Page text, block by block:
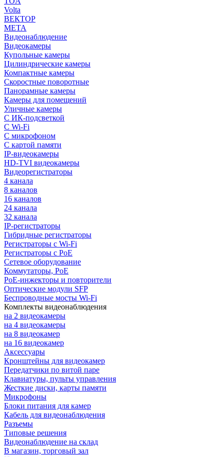
Volta
ВЕКТОР
МЕТА
Видеонаблюдение
Видеокамеры
Купольные камеры
Цилиндрические камеры
Компактные камеры
Скоростные поворотные
Панорамные камеры
Камеры для помещений
Уличные камеры
С ИК-подсветкой
С Wi-Fi
С микрофоном
С картой памяти
IP-видеокамеры
HD-TVI видеокамеры
Видеорегистраторы
4 канала
8 каналов
16 каналов
24 канала
32 канала
IP-регистраторы
Гибридные регистраторы
Регистраторы с Wi-Fi
Регистраторы с PoE
Сетевое оборудование
Коммутаторы, PoE
PoE-инжекторы и повторители
Оптические модули SFP
Беспроводные мосты Wi-Fi
Комплекты видеонаблюдения
на 2 видеокамеры
на 4 видеокамеры
на 8 видеокамер
на 16 видеокамер
Аксессуары
Кронштейны для видеокамер
Передатчики по витой паре
Клавиатуры, пульты управления
Жесткие диски, карты памяти
Микрофоны
Блоки питания для камер
Кабель для видеонаблюдения
Разъемы
Типовые решения
Видеонаблюдение на склад
В магазин, торговый зал